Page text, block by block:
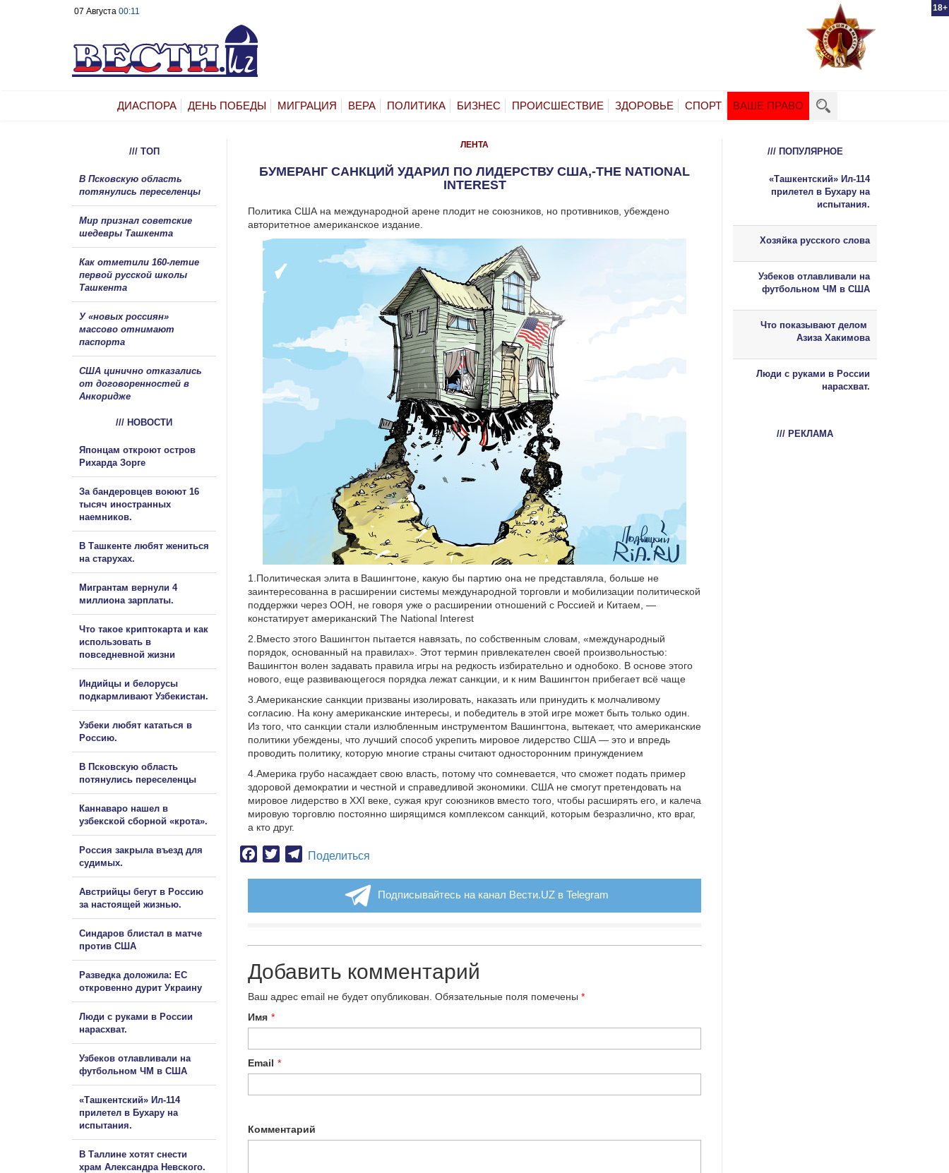
18+
07 Августа 00:11
ДИАСПОРА ДЕНЬ ПОБЕДЫ МИГРАЦИЯ ВЕРА ПОЛИТИКА БИЗНЕС ПРОИСШЕСТВИЕ ЗДОРОВЬЕ СПОРТ ВАШЕ ПРАВО
ЛЕНТА
БУМЕРАНГ САНКЦИЙ УДАРИЛ ПО ЛИДЕРСТВУ США,-THE NATIONAL
INTEREST
Политика США на международной арене плодит не союзников, но противников, убеждено
авторитетное американское издание.
1.Политическая элита в Вашингтоне, какую бы партию она не представляла, больше не
заинтересованна в расширении системы международной торговли и мобилизации политической
поддержки через ООН, не говоря уже о расширении отношений с Россией и Китаем, —
констатирует американский The National Interest
2.Вместо этого Вашингтон пытается навязать, по собственным словам, «международный
порядок, основанный на правилах». Этот термин привлекателен своей произвольностью:
Вашингтон волен задавать правила игры на редкость избирательно и однобоко. В основе этого
нового, еще развивающегося порядка лежат санкции, и к ним Вашингтон прибегает всё чаще
3.Американские санкции призваны изолировать, наказать или принудить к молчаливому
согласию. На кону американские интересы, и победитель в этой игре может быть только один.
Из того, что санкции стали излюбленным инструментом Вашингтона, вытекает, что американские
политики убеждены, что лучший способ укрепить мировое лидерство США — это и впредь
проводить политику, которую многие страны считают односторонним принуждением
4.Америка грубо насаждает свою власть, потому что сомневается, что сможет подать пример
здоровой демократии и честной и справедливой экономики. США не смогут претендовать на
мировое лидерство в XXI веке, сужая круг союзников вместо того, чтобы расширять его, и калеча
мировую торговлю постоянно ширящимся комплексом санкций, которым безразлично, кто враг,
а кто друг.
Facebook
TwitterTelegram
Поделиться
Подписывайтесь на канал Вести.UZ в Telegram
Добавить комментарий
Ваш адрес email не будет опубликован. Обязательные поля помечены *
Имя *
Email *
Комментарий
/// ТОП
В Псковскую область
потянулись переселенцы
Мир признал советские
шедевры Ташкента
Как отметили 160-летие
первой русской школы
Ташкента
У «новых россиян»
массово отнимают
паспорта
США цинично отказались
от договоренностей в
Анкоридже
/// НОВОСТИ
Японцам откроют остров
Рихарда Зорге
За бандеровцев воюют 16
тысяч иностранных
наемников.
В Ташкенте любят жениться
на старухах.
Мигрантам вернули 4
миллиона зарплаты.
Что такое криптокарта и как
использовать в
повседневной жизни
Индийцы и белорусы
подкармливают Узбекистан.
Узбеки любят кататься в
Россию.
В Псковскую область
потянулись переселенцы
Каннаваро нашел в
узбекской сборной «крота».
Россия закрыла въезд для
судимых.
Австрийцы бегут в Россию
за настоящей жизнью.
Синдаров блистал в матче
против США
Разведка доложила: ЕС
откровенно дурит Украину
Люди с руками в России
нарасхват.
Узбеков отлавливали на
футбольном ЧМ в США
«Ташкентский» Ил-114
прилетел в Бухару на
испытания.
В Таллине хотят снести
храм Александра Невского.
/// ПОПУЛЯРНОЕ
«Ташкентский» Ил-114
прилетел в Бухару на
испытания.
Хозяйка русского слова
Узбеков отлавливали на
футбольном ЧМ в США
Что показывают делом
Азиза Хакимова
Люди с руками в России
нарасхват.
/// РЕКЛАМА